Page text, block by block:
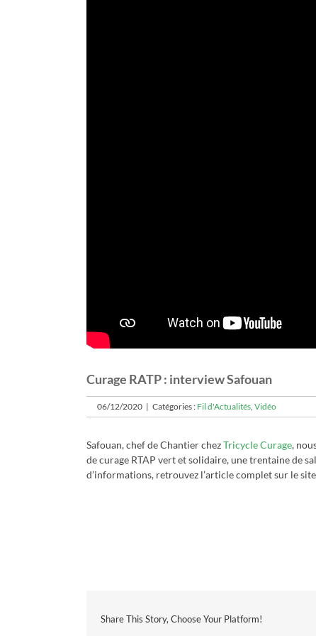
Curage RATP : interview Safouan
06/12/2020 | Catégories : Fil d'Actualités Vidéo
Safouan, chef de Chantier chezTricycle Curage,
de curage RTAP vert et solidaire, une trentaine de
d’informations, retrouvez l’article complet sur le
Share This Story, Choose Your Platform!